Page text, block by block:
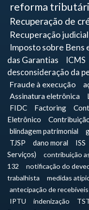
reforma
Recuperação de
Recuperação judicial
Imposto sobre Bens
das Garantias
ICMS
desconsideração da
Fraude à execução
Assinatura eletrônica
FIDC Factoring
Eletrônico
blindagem patrimonial
TJSP
dano moral ISS
Serviços)
contribuição
132
notificação do
trabalhista
medidas
antecipação de recebíveis
IPTU
indenização